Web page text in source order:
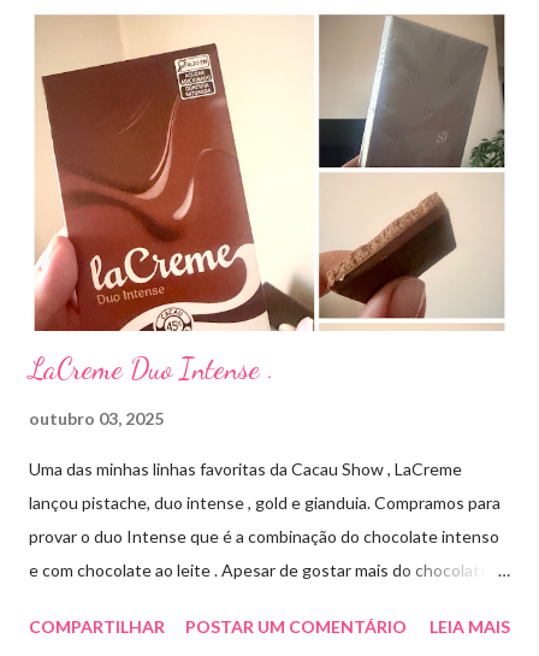
aplico sobre a acne ( geralmente uso a noite). Informação do
produto: ILOSONE TÓPICO SOLUÇÃO (eritromicina) é um
antibiótico de amplo espectro produzido por uma cepa de
Streptomyces erythraeus. É básico e forma rapidamente sais
com os ácidos. Forma farmacêutica e Apresentação ILOSONE
TÓPICO SOLUÇÃO é apresentado sob a forma líquida em
frascos de 120 ml. USO PEDIÁTRICO E ADULTO. Composição
Cada ml contém: Eritromicina base 20 mg Excipientes q.s....
LaCreme Duo Intense .
outubro 03, 2025
Uma das minhas linhas favoritas da Cacau Show , LaCreme
lançou pistache, duo intense , gold e gianduia. Compramos para
provar o duo Intense que é a combinação do chocolate intenso
e com chocolate ao leite . Apesar de gostar mais do chocolate
medida certa ( tem sabor e cremosidade ). Preço R$19,99 .
COMPARTILHAR POSTAR UM COMENTÁRIO LEIA MAIS